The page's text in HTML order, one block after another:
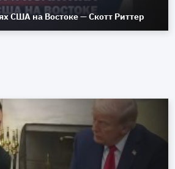
США на Востоке — Скотт Риттер